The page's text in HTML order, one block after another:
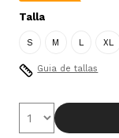
Talla
S M L XL
Guia de tallas